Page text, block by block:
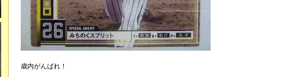
歳内がんばれ！